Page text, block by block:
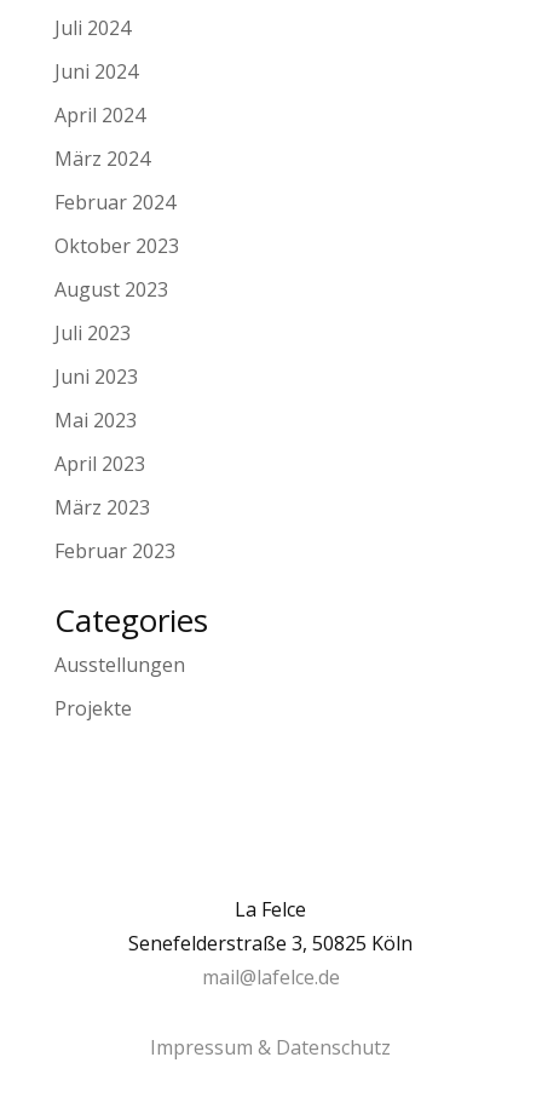
Juli 2024
Juni 2024
April 2024
März 2024
Februar 2024
Oktober 2023
August 2023
Juli 2023
Juni 2023
Mai 2023
April 2023
März 2023
Februar 2023
Categories
Ausstellungen
Projekte
La Felce
Senefelderstraße 3, 50825 Köln
mail@lafelce.de
Impressum & Datenschutz